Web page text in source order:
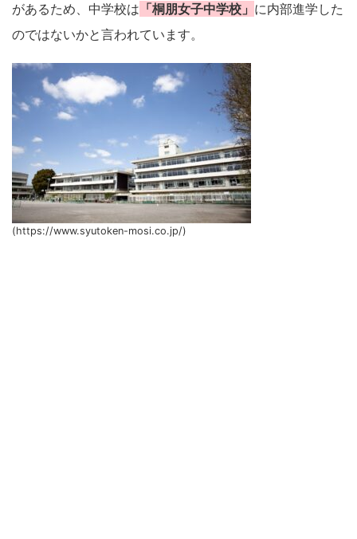
があるため、中学校は 「桐朋女子中学校」 に内部進学した
のではないかと言われています。
(https://www.syutoken-mosi.co.jp/)